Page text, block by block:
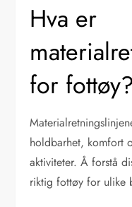
Hva er
for fottøy?
holdbarhet, komfort
aktiviteter. Å forstå
riktig fottøy for ulike